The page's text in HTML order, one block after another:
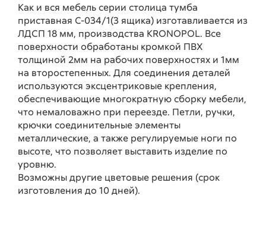
Как и вся мебель серии столица тумба
приставная С-034/1(3 ящика) изготавливается из
ЛДСП 18 мм, производства KRONOPOL. Все
поверхности обработаны кромкой ПВХ
толщиной 2мм на рабочих поверхностях и 1мм
на второстепенных. Для соединения деталей
используются эксцентриковые крепления,
обеспечивающие многократную сборку мебели,
что немаловажно при переезде. Петли, ручки,
крючки соединительные элементы
металлические, а также регулируемые ноги по
высоте, что позволяет выставить изделие по
уровню.
Возможны другие цветовые решения (срок
изготовления до 10 дней).